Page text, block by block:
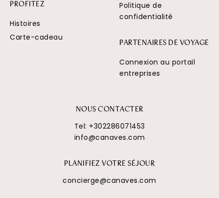
PROFITEZ
Histoires
Carte-cadeau
Politique de
confidentialité
PARTENAIRES DE VOYAGE
Connexion au portail
entreprises
NOUS CONTACTER
Tel: +302286071453
info@canaves.com
PLANIFIEZ VOTRE SÉJOUR
concierge@canaves.com